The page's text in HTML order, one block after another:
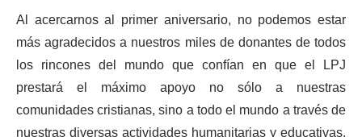
Al acercarnos al primer aniversario, no podemos estar
más agradecidos a nuestros miles de donantes de todos
los rincones del mundo que confían en que el LPJ
prestará el máximo apoyo no sólo a nuestras
comunidades cristianas, sino a todo el mundo a través de